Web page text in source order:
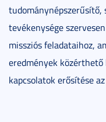
tevékenysége
missziós feladataihoz,
eredmények
kapcsolatok erősítése